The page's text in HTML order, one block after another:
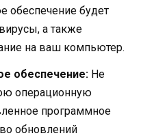
обеспечение будет
а также
на ваш компьютер.
обеспечение: Не
операционную
программное
обновлений